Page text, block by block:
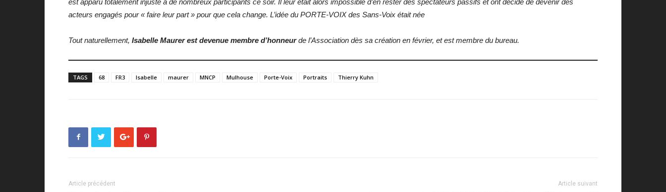
est apparu totalement injuste à de nombreux participants ce soir. Il leur était alors impossible d’en rester des spectateurs passifs et ont décidé de devenir des
acteurs engagés pour « faire leur part » pour que cela change. L’idée du PORTE-VOIX des Sans-Voix était née
Tout naturellement, Isabelle Maurer est devenue membre d’honneurde l’Association dès sa création en février, et est membre du bureau.
TAGS 68 FR3 Isabelle maurer MNCP Mulhouse Porte-Voix Portraits Thierry Kuhn
Article précédent Article suivant